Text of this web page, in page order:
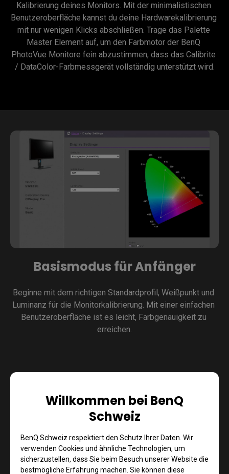
Willkommen bei BenQ
Schweiz
BenQ Schweiz respektiert den Schutz Ihrer Daten. Wir
verwenden Cookies und ähnliche Technologien, um
sicherzustellen, dass Sie beim Besuch unserer Website die
bestmögliche Erfahrung machen. Sie können diese
Kalibrierung deines Monitors. Mit der minimalistischen
Benutzeroberfläche kannst du deine Hardwarekalibrierung
mit nur wenigen Klicks abschließen. Trage das Palette
Master Element auf, um den Farbmotor der BenQ
PhotoVue Monitore fein abzustimmen, dass das Calibrite
Basismodus für Anfänger
Beginne mit dem richtigen Standardprofil, Weißpunkt und
Luminanz für die Monitorkalibrierung. Mit einer einfachen
Benutzeroberfläche ist es leicht, Farbgenauigkeit zu